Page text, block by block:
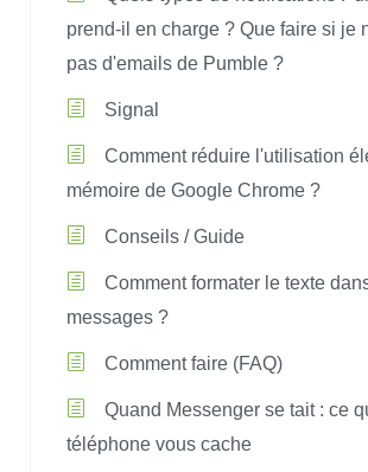
prend-il en charge ? Que faire si je
pas d'emails de Pumble ?
Signal
Comment réduire l'utilisation
mémoire de Google Chrome ?
Conseils / Guide
Comment formater le texte
messages ?
Comment faire (FAQ)
Quand Messenger se tait : ce
téléphone vous cache